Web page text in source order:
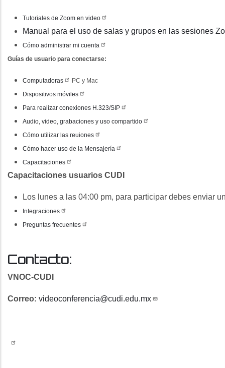
eventos/seminario-
Tutoriales de Zoom en video
Manual para el uso de salas y grupos en las sesiones
Cómo administrar mi cuenta
Guías de usuario para conectarse:
Computadoras
PC y Mac
Dispositivos móviles
Para realizar conexiones H.323/SIP
Audio, video, grabaciones y uso compartido
Cómo utilizar las reuiones
Cómo hacer uso de la Mensajería
Capacitaciones
Capacitaciones usuarios CUDI
Los lunes a las 04:00 pm, para participar debes enviar
Integraciones
Preguntas frecuentes
Contacto:
VNOC-CUDI
Correo: videoconferencia@cudi.edu.mx